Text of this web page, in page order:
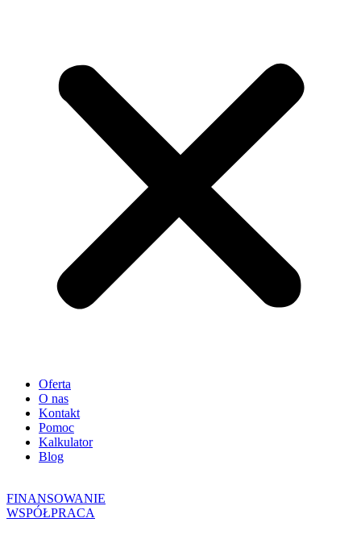
Oferta
O nas
Kontakt
Pomoc
Kalkulator
Blog
FINANSOWANIE
WSPÓŁPRACA